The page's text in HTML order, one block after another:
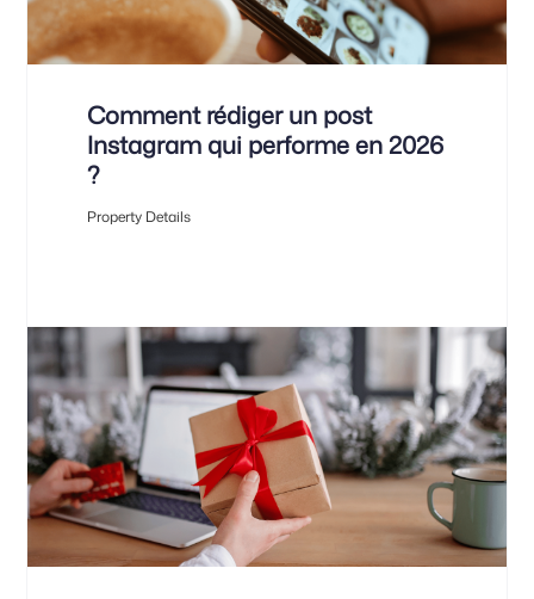
Comment rédiger un post
Instagram qui performe en 2026
?
Property Details